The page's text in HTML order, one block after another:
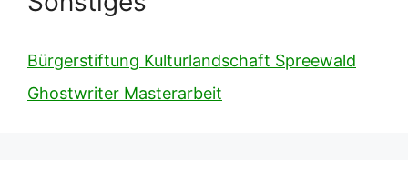
Bürgerstiftung Kulturlandschaft Spreewald
Ghostwriter Masterarbeit